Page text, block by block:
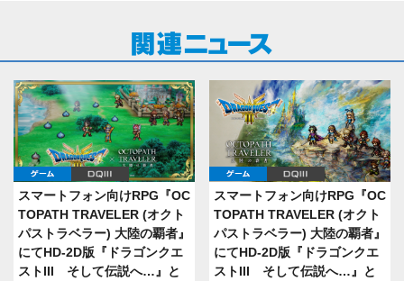
ゲーム DQIII
スマートフォン向けRPG『OC
TOPATH TRAVELER (オクト
パストラベラー) 大陸の覇者』
にてHD-2D版『ドラゴンクエ
ストIII そして伝説へ…』と
ゲーム DQIII
スマートフォン向けRPG『OC
TOPATH TRAVELER (オクト
パストラベラー) 大陸の覇者』
にてHD-2D版『ドラゴンクエ
ストIII そして伝説へ…』と